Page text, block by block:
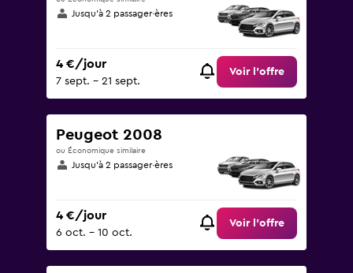
Jusqu’à 2 passager·ères
4 €/jour
7 sept. - 21 sept.
Voir l’offre
Peugeot 2008
ou Économique similaire
Jusqu’à 2 passager·ères
4 €/jour
6 oct. - 10 oct.
Voir l’offre